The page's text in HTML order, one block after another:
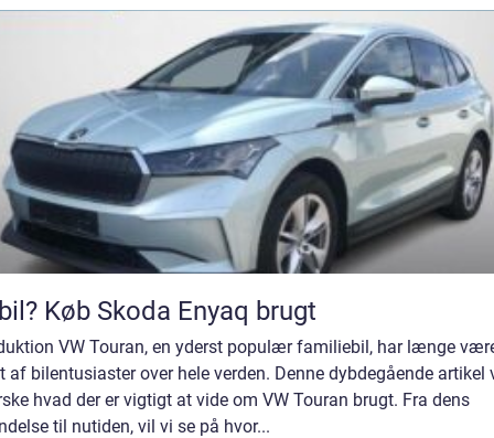
Køb Skoda Enyaq brugt
VW Touran, en yderst populær familiebil, har længe
af bilentusiaster over hele verden. Denne dybdegående artikel
hvad der er vigtigt at vide om VW Touran brugt. Fra dens
til nutiden, vil vi se på hvor...